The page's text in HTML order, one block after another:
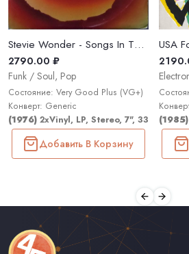
Stevie Wonder - Songs In The Key Of Life
2790.00 ₽
Funk / Soul, Pop
Состояние: Very Good Plus (VG+)
Конверт: Generic
(1976) 2xVinyl, LP, Stereo, 7", 33 ⅓ RPM,
Добавить В Корзину
(1985)